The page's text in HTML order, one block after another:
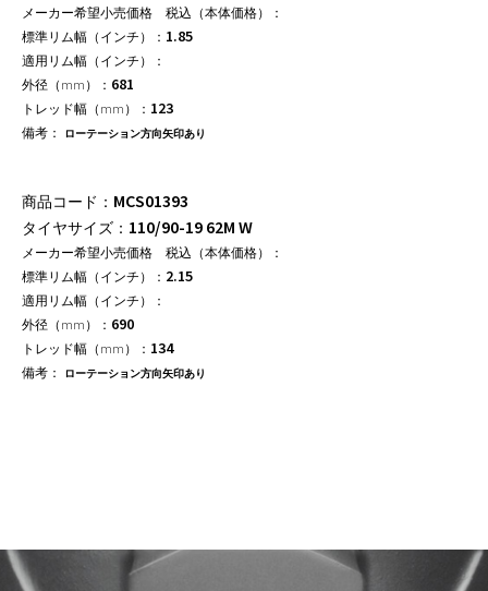
1.85
681
123
ローテーション方向矢印あり
MCS01393
110/90-19 62M W
2.15
690
134
ローテーション方向矢印あり